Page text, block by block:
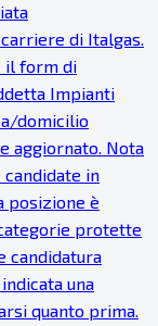
di Italgas.
il form di
Impianti
domicilio
aggiornato. Nota
candidate in
posizione è
protette
candidatura
una
quanto prima.